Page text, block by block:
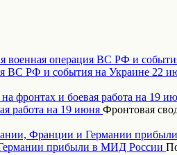
военная операция ВС РФ и
фронтах и боевая работа на 19
Фронтовая
Франции и Германии